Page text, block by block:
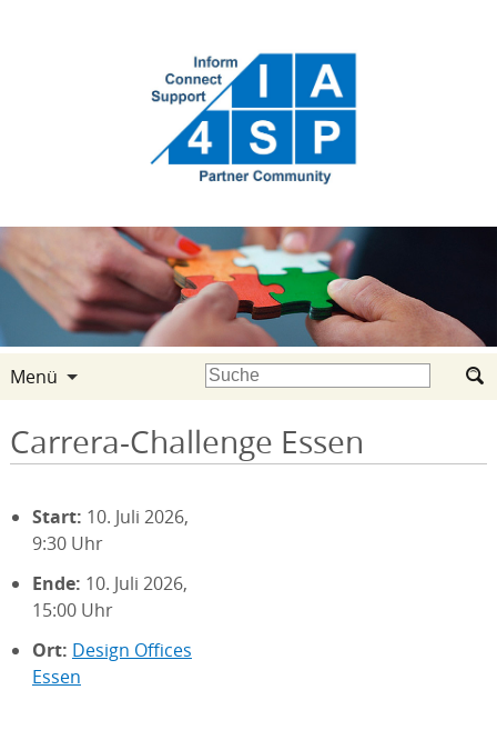
Menü
Carrera-Challenge Essen
Start: 10. Juli 2026,
9:30 Uhr
Ende: 10. Juli 2026,
15:00 Uhr
Ort: Design Offices
Essen